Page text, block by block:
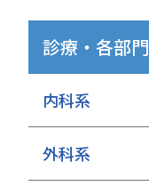
診療・各部門
内科系
外科系